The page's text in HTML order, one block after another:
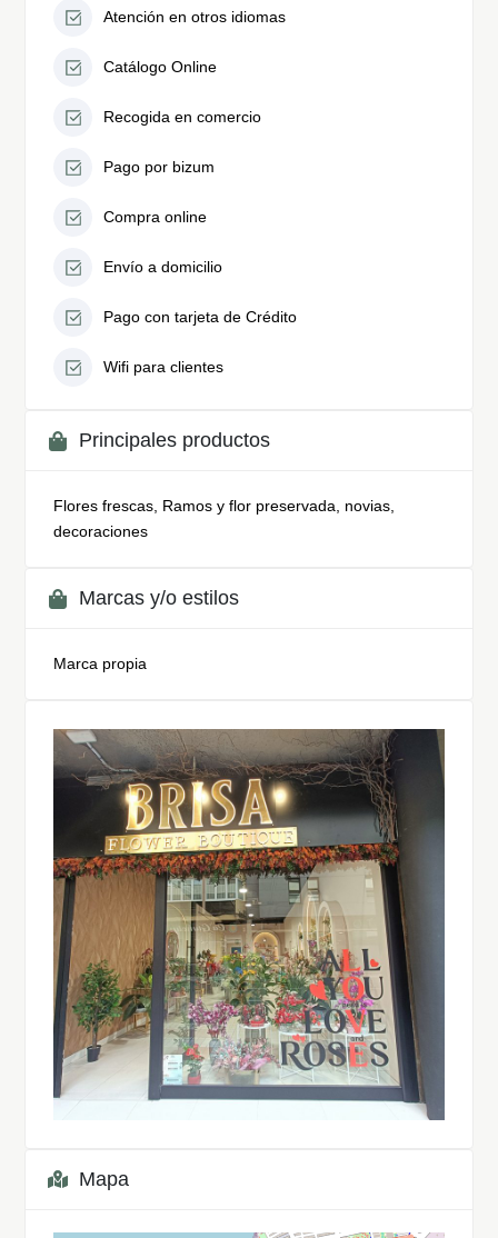
Atención en otros idiomas
Catálogo Online
Recogida en comercio
Pago por bizum
Compra online
Envío a domicilio
Pago con tarjeta de Crédito
Wifi para clientes
Principales productos
Flores frescas, Ramos y flor preservada, novias,
decoraciones
Marcas y/o estilos
Marca propia
Mapa